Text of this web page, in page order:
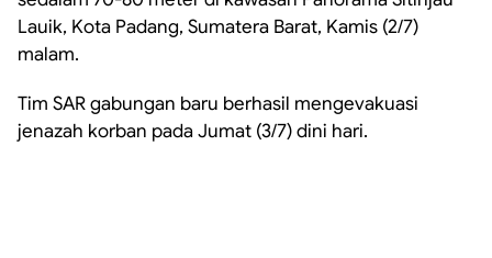
Lauik, Kota Padang, Sumatera Barat, Kamis (2/7)
malam.
Tim SAR gabungan baru berhasil mengevakuasi
jenazah korban pada Jumat (3/7) dini hari.